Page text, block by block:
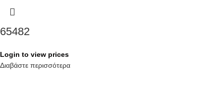
65482
Login to view prices
Διαβάστε περισσότερα